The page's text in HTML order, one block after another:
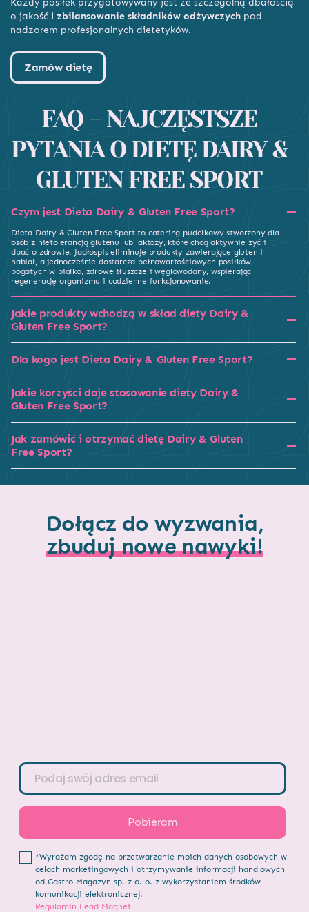
Każdy posiłek przygotowywany jest ze szczególną dbałością
o jakość i zbilansowanie składników odżywczych pod
nadzorem profesjonalnych dietetyków.
Zamów dietę
FAQ – NAJCZĘSTSZE
PYTANIA O DIETĘ DAIRY &
GLUTEN FREE SPORT
Czym jest Dieta Dairy & Gluten Free Sport?
Dieta Dairy & Gluten Free Sport to catering pudełkowy stworzony dla
osób z nietolerancją glutenu lub laktozy, które chcą aktywnie żyć i
dbać o zdrowie. Jadłospis eliminuje produkty zawierające gluten i
nabiał, a jednocześnie dostarcza pełnowartościowych posiłków
bogatych w białko, zdrowe tłuszcze i węglowodany, wspierając
regenerację organizmu i codzienne funkcjonowanie.
Jakie produkty wchodzą w skład diety Dairy &
Gluten Free Sport?
Dla kogo jest Dieta Dairy & Gluten Free Sport?
Jakie korzyści daje stosowanie diety Dairy &
Gluten Free Sport?
Jak zamówić i otrzymać dietę Dairy & Gluten
Free Sport?
Dołącz do wyzwania,
zbuduj nowe nawyki!
*Wyrażam zgodę na przetwarzanie moich danych osobowych w
celach marketingowych i otrzymywanie informacji handlowych
od Gastro Magazyn sp. z o. o. z wykorzystaniem środków
komunikacji elektronicznej.
Regulamin Lead Magnet